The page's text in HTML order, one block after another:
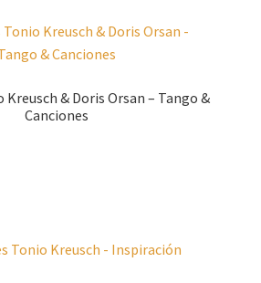
& Doris Orsan – Tango &
Canciones